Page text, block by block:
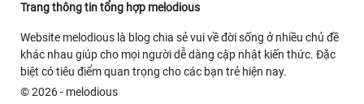
Trang thông tin tổng hợp melodious
Website melodious là blog chia sẻ vui về đời sống ở nhiều chủ đề
khác nhau giúp cho mọi người dễ dàng cập nhật kiến thức. Đặc
biệt có tiêu điểm quan trọng cho các bạn trẻ hiện nay.
© 2026 - melodious